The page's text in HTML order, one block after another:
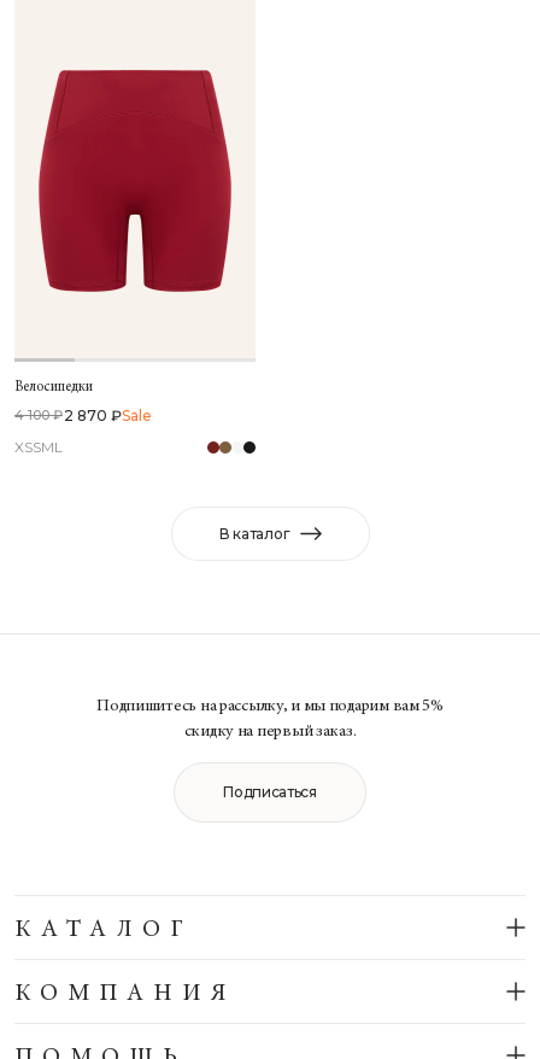
Велосипедки
4 100 ₽2 870 ₽Sale
XSSML
В каталог
Подпишитесь на рассылку, и мы подарим вам 5%
скидку на первый заказ.
Подписаться
КАТАЛОГ
КОМПАНИЯ